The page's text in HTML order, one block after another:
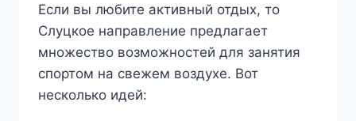
Если вы любите активный отдых, то
Слуцкое направление предлагает
множество возможностей для занятия
спортом на свежем воздухе. Вот
несколько идей: